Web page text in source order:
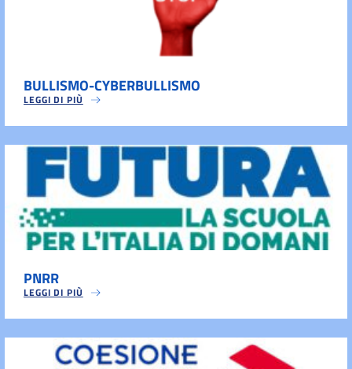
BULLISMO-CYBERBULLISMO
LEGGI DI PIÙ
PNRR
LEGGI DI PIÙ